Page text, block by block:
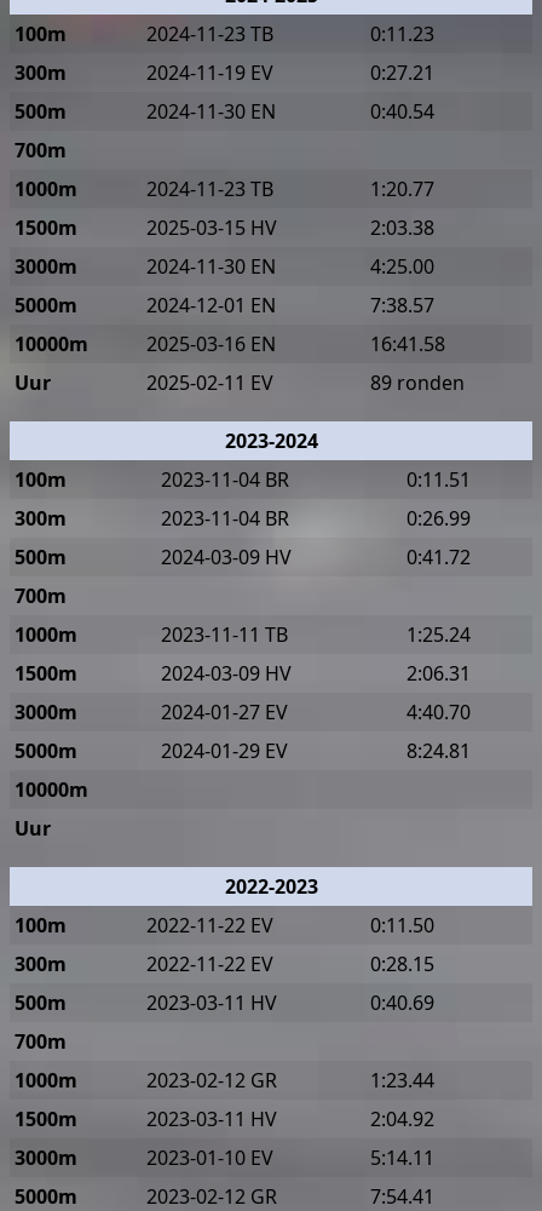
100m
2024-11-23 TB
0:11.23
300m
2024-11-19 EV
0:27.21
500m
2024-11-30 EN
0:40.54
700m
1000m
2024-11-23 TB
1:20.77
1500m
2025-03-15 HV
2:03.38
3000m
2024-11-30 EN
4:25.00
5000m
2024-12-01 EN
7:38.57
10000m
2025-03-16 EN
16:41.58
Uur
2025-02-11 EV 89 ronden
2023-2024
100m
2023-11-04 BR
0:11.51
300m
2023-11-04 BR
0:26.99
500m
2024-03-09 HV
0:41.72
700m
1000m
2023-11-11 TB
1:25.24
1500m
2024-03-09 HV
2:06.31
3000m
2024-01-27 EV
4:40.70
5000m
2024-01-29 EV
8:24.81
10000m
Uur
2022-2023
100m
2022-11-22 EV
0:11.50
300m
2022-11-22 EV
0:28.15
500m
2023-03-11 HV
0:40.69
700m
1000m
2023-02-12 GR
1:23.44
1500m
2023-03-11 HV
2:04.92
3000m
2023-01-10 EV
5:14.11
5000m
2023-02-12 GR
7:54.41